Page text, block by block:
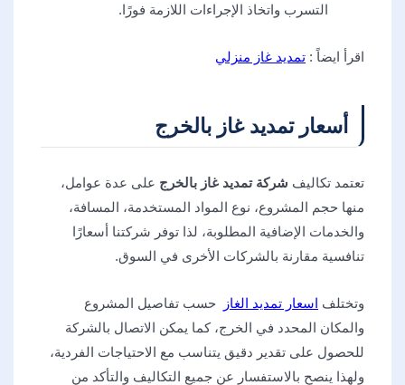
التسرب واتخاذ الإجراءات اللازمة فورًا.
اقرأ ايضاً : تمديد غاز منزلي
أسعار تمديد غاز بالخرج
تعتمد تكاليف شركة تمديد غاز بالخرج على عدة عوامل،
منها حجم المشروع، نوع المواد المستخدمة، المسافة،
والخدمات الإضافية المطلوبة، لذا توفر شركتنا أسعارًا
تنافسية مقارنة بالشركات الأخرى في السوق.
وتختلف اسعار تمديد الغاز
حسب تفاصيل المشروع
والمكان المحدد في الخرج، كما يمكن الاتصال بالشركة
للحصول على تقدير دقيق يتناسب مع الاحتياجات الفردية،
ولهذا ينصح بالاستفسار عن جميع التكاليف والتأكد من